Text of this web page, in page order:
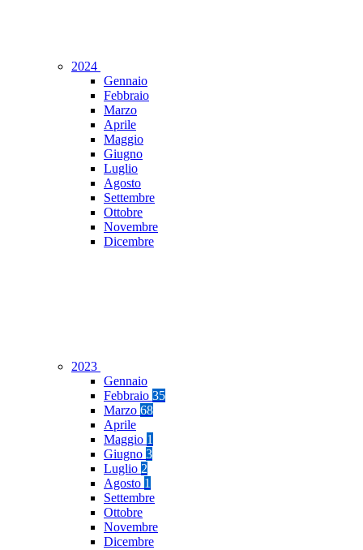
2024
Gennaio
Febbraio
Marzo
Aprile
Maggio
Giugno
Luglio
Agosto
Settembre
Ottobre
Novembre
Dicembre
2023
Gennaio
Febbraio 35
Marzo 68
Aprile
Maggio 1
Giugno 3
Luglio 2
Agosto 1
Settembre
Ottobre
Novembre
Dicembre